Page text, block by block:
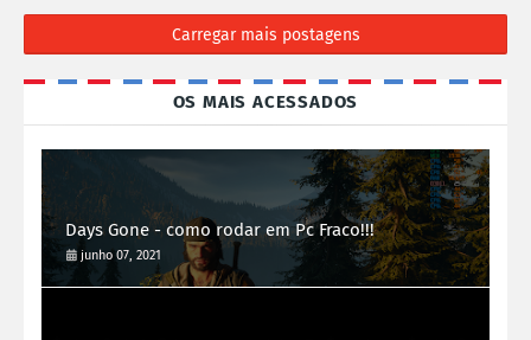
Carregar mais postagens
OS MAIS ACESSADOS
Days Gone - como rodar em Pc Fraco!!!
junho 07, 2021